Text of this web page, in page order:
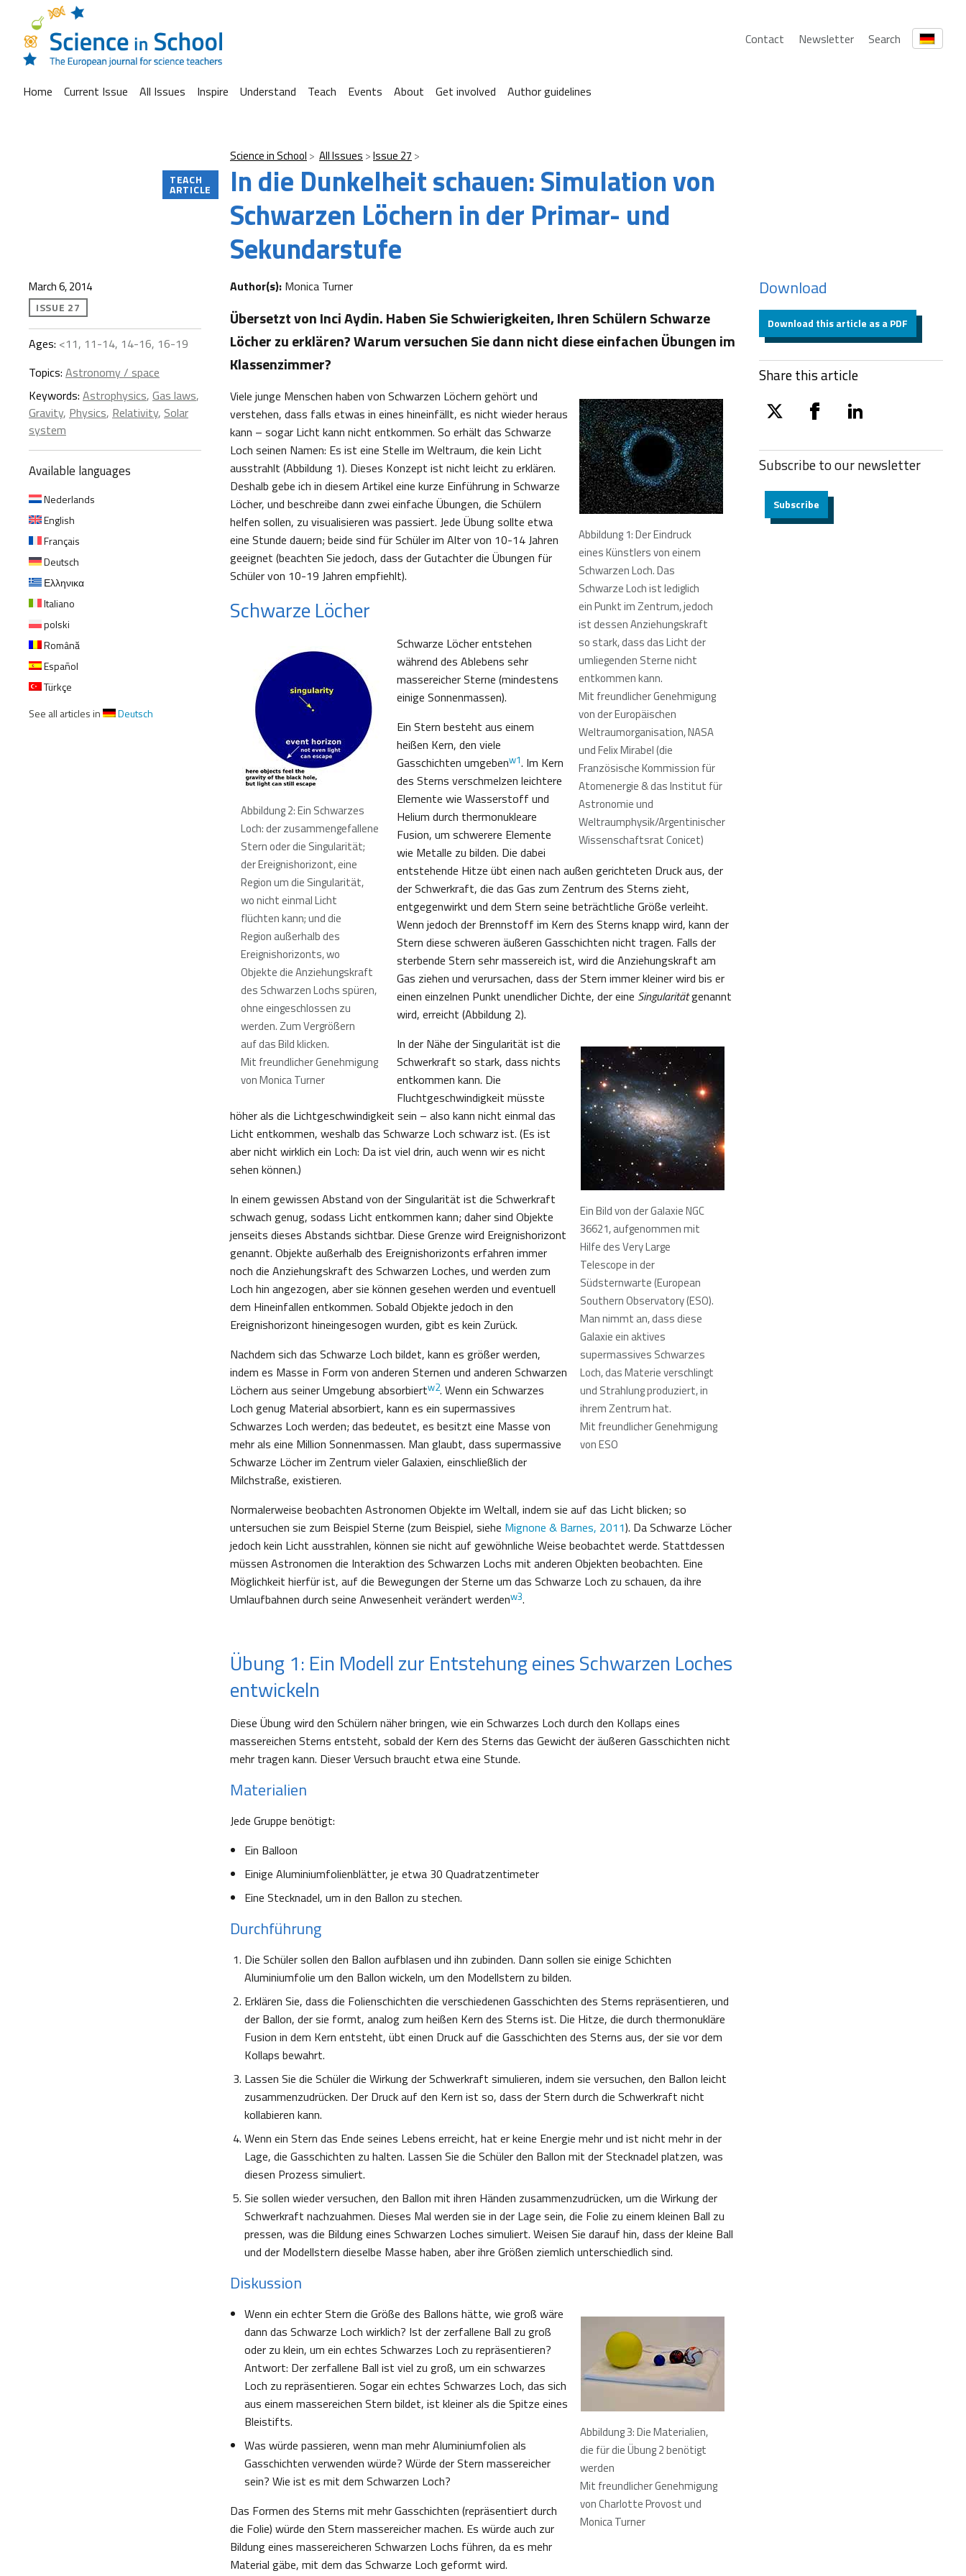
Contact Newsletter Search
Home Current Issue All Issues Inspire Understand Teach Events About Get involved Author guidelines
Science in School All Issues Issue 27
In die Dunkelheit schauen: Simulation von
Schwarzen Löchern in der Primar- und
Sekundarstufe
TEACH
ARTICLE
March 6, 2014
ISSUE 27
Ages: <11, 11-14, 14-16, 16-19
Topics: Astronomy / space
Keywords: Astrophysics, Gas laws,
Gravity, Physics, Relativity, Solar
system
Available languages
Nederlands
English
Français
Deutsch
Ελληνικα
Italiano
polski
Română
Español
Türkçe
See all articles in
Deutsch
Author(s): Monica Turner
Übersetzt von Inci Aydin. Haben Sie Schwierigkeiten, Ihren Schülern Schwarze
Löcher zu erklären? Warum versuchen Sie dann nicht diese einfachen Übungen im
Klassenzimmer?
Abbildung 1: Der Eindruck
eines Künstlers von einem
Schwarzen Loch. Das
Schwarze Loch ist lediglich
ein Punkt im Zentrum, jedoch
ist dessen Anziehungskraft
so stark, dass das Licht der
umliegenden Sterne nicht
entkommen kann.
Mit freundlicher Genehmigung
von der Europäischen
Weltraumorganisation, NASA
und Felix Mirabel (die
Französische Kommission für
Atomenergie & das Institut für
Astronomie und
Weltraumphysik/Argentinischer
Wissenschaftsrat Conicet)
Viele junge Menschen haben von Schwarzen Löchern gehört und
verstehen, dass falls etwas in eines hineinfällt, es nicht wieder heraus
kann – sogar Licht kann nicht entkommen. So erhält das Schwarze
Loch seinen Namen: Es ist eine Stelle im Weltraum, die kein Licht
ausstrahlt (Abbildung 1). Dieses Konzept ist nicht leicht zu erklären.
Deshalb gebe ich in diesem Artikel eine kurze Einführung in Schwarze
Löcher, und beschreibe dann zwei einfache Übungen, die Schülern
helfen sollen, zu visualisieren was passiert. Jede Übung sollte etwa
eine Stunde dauern; beide sind für Schüler im Alter von 10-14 Jahren
geeignet (beachten Sie jedoch, dass der Gutachter die Übungen für
Schüler von 10-19 Jahren empfiehlt).
Schwarze Löcher
Abbildung 2: Ein Schwarzes
Loch: der zusammengefallene
Stern oder die Singularität;
der Ereignishorizont, eine
Region um die Singularität,
wo nicht einmal Licht
flüchten kann; und die
Region außerhalb des
Ereignishorizonts, wo
Objekte die Anziehungskraft
des Schwarzen Lochs spüren,
ohne eingeschlossen zu
werden. Zum Vergrößern
auf das Bild klicken.
Mit freundlicher Genehmigung
von Monica Turner
Schwarze Löcher entstehen
während des Ablebens sehr
massereicher Sterne (mindestens
einige Sonnenmassen).
Ein Stern besteht aus einem
heißen Kern, den viele
Gasschichten umgebenw1. Im Kern
des Sterns verschmelzen leichtere
Elemente wie Wasserstoff und
Helium durch thermonukleare
Fusion, um schwerere Elemente
wie Metalle zu bilden. Die dabei
entstehende Hitze übt einen nach außen gerichteten Druck aus, der
der Schwerkraft, die das Gas zum Zentrum des Sterns zieht,
entgegenwirkt und dem Stern seine beträchtliche Größe verleiht.
Wenn jedoch der Brennstoff im Kern des Sterns knapp wird, kann der
Stern diese schweren äußeren Gasschichten nicht tragen. Falls der
sterbende Stern sehr massereich ist, wird die Anziehungskraft am
Gas ziehen und verursachen, dass der Stern immer kleiner wird bis er
einen einzelnen Punkt unendlicher Dichte, der eine Singularitätgenannt
wird, erreicht (Abbildung 2).
Ein Bild von der Galaxie NGC
36621, aufgenommen mit
Hilfe des Very Large
Telescope in der
Südsternwarte (European
Southern Observatory (ESO).
Man nimmt an, dass diese
Galaxie ein aktives
supermassives Schwarzes
Loch, das Materie verschlingt
und Strahlung produziert, in
ihrem Zentrum hat.
Mit freundlicher Genehmigung
von ESO
In der Nähe der Singularität ist die
Schwerkraft so stark, dass nichts
entkommen kann. Die
Fluchtgeschwindigkeit müsste
höher als die Lichtgeschwindigkeit sein – also kann nicht einmal das
Licht entkommen, weshalb das Schwarze Loch schwarz ist. (Es ist
aber nicht wirklich ein Loch: Da ist viel drin, auch wenn wir es nicht
sehen können.)
In einem gewissen Abstand von der Singularität ist die Schwerkraft
schwach genug, sodass Licht entkommen kann; daher sind Objekte
jenseits dieses Abstands sichtbar. Diese Grenze wird Ereignishorizont
genannt. Objekte außerhalb des Ereignishorizonts erfahren immer
noch die Anziehungskraft des Schwarzen Loches, und werden zum
Loch hin angezogen, aber sie können gesehen werden und eventuell
dem Hineinfallen entkommen. Sobald Objekte jedoch in den
Ereignishorizont hineingesogen wurden, gibt es kein Zurück.
Nachdem sich das Schwarze Loch bildet, kann es größer werden,
indem es Masse in Form von anderen Sternen und anderen Schwarzen
Löchern aus seiner Umgebung absorbiertw2. Wenn ein Schwarzes
Loch genug Material absorbiert, kann es ein supermassives
Schwarzes Loch werden; das bedeutet, es besitzt eine Masse von
mehr als eine Million Sonnenmassen. Man glaubt, dass supermassive
Schwarze Löcher im Zentrum vieler Galaxien, einschließlich der
Milchstraße, existieren.
Normalerweise beobachten Astronomen Objekte im Weltall, indem sie auf das Licht blicken; so
untersuchen sie zum Beispiel Sterne (zum Beispiel, siehe Mignone & Barnes, 2011). Da Schwarze Löcher
jedoch kein Licht ausstrahlen, können sie nicht auf gewöhnliche Weise beobachtet werde. Stattdessen
müssen Astronomen die Interaktion des Schwarzen Lochs mit anderen Objekten beobachten. Eine
Möglichkeit hierfür ist, auf die Bewegungen der Sterne um das Schwarze Loch zu schauen, da ihre
Umlaufbahnen durch seine Anwesenheit verändert werdenw3.
Übung 1: Ein Modell zur Entstehung eines Schwarzen Loches
entwickeln
Diese Übung wird den Schülern näher bringen, wie ein Schwarzes Loch durch den Kollaps eines
massereichen Sterns entsteht, sobald der Kern des Sterns das Gewicht der äußeren Gasschichten nicht
mehr tragen kann. Dieser Versuch braucht etwa eine Stunde.
Materialien
Jede Gruppe benötigt:
Ein Balloon
Einige Aluminiumfolienblätter, je etwa 30 Quadratzentimeter
Eine Stecknadel, um in den Ballon zu stechen.
Durchführung
Die Schüler sollen den Ballon aufblasen und ihn zubinden. Dann sollen sie einige Schichten
Aluminiumfolie um den Ballon wickeln, um den Modellstern zu bilden.
Erklären Sie, dass die Folienschichten die verschiedenen Gasschichten des Sterns repräsentieren, und
der Ballon, der sie formt, analog zum heißen Kern des Sterns ist. Die Hitze, die durch thermonukläre
Fusion in dem Kern entsteht, übt einen Druck auf die Gasschichten des Sterns aus, der sie vor dem
Kollaps bewahrt.
Lassen Sie die Schüler die Wirkung der Schwerkraft simulieren, indem sie versuchen, den Ballon leicht
zusammenzudrücken. Der Druck auf den Kern ist so, dass der Stern durch die Schwerkraft nicht
kollabieren kann.
Wenn ein Stern das Ende seines Lebens erreicht, hat er keine Energie mehr und ist nicht mehr in der
Lage, die Gasschichten zu halten. Lassen Sie die Schüler den Ballon mit der Stecknadel platzen, was
diesen Prozess simuliert.
Sie sollen wieder versuchen, den Ballon mit ihren Händen zusammenzudrücken, um die Wirkung der
Schwerkraft nachzuahmen. Dieses Mal werden sie in der Lage sein, die Folie zu einem kleinen Ball zu
pressen, was die Bildung eines Schwarzen Loches simuliert. Weisen Sie darauf hin, dass der kleine Ball
und der Modellstern dieselbe Masse haben, aber ihre Größen ziemlich unterschiedlich sind.
Diskussion
Abbildung 3: Die Materialien,
die für die Übung 2 benötigt
werden
Mit freundlicher Genehmigung
von Charlotte Provost und
Monica Turner
Wenn ein echter Stern die Größe des Ballons hätte, wie groß wäre
dann das Schwarze Loch wirklich? Ist der zerfallene Ball zu groß
oder zu klein, um ein echtes Schwarzes Loch zu repräsentieren?
Antwort: Der zerfallene Ball ist viel zu groß, um ein schwarzes
Loch zu repräsentieren. Sogar ein echtes Schwarzes Loch, das sich
aus einem massereichen Stern bildet, ist kleiner als die Spitze eines
Bleistifts.
Was würde passieren, wenn man mehr Aluminiumfolien als
Gasschichten verwenden würde? Würde der Stern massereicher
sein? Wie ist es mit dem Schwarzen Loch?
Das Formen des Sterns mit mehr Gasschichten (repräsentiert durch
die Folie) würde den Stern massereicher machen. Es würde auch zur
Bildung eines massereicheren Schwarzen Lochs führen, da es mehr
Material gäbe, mit dem das Schwarze Loch geformt wird.
Download
Download this article as a PDF
Share this article
twitter facebooklinkedin
Subscribe to ournewsletter
Subscribe